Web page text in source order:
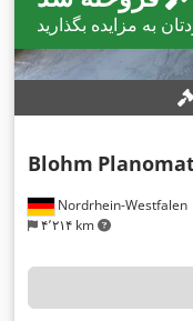
Nordrhein-Westfalen
۴٬۲۱۴ km
Blohm